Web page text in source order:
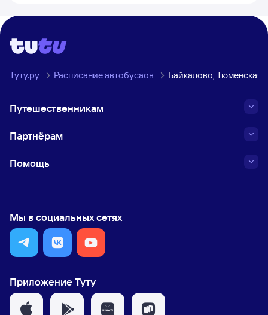
Туту.ру Расписание автобусаов Байкалово, Тюменская
Путешественникам
Партнёрам
Помощь
Мы в социальных сетях
Приложение Туту